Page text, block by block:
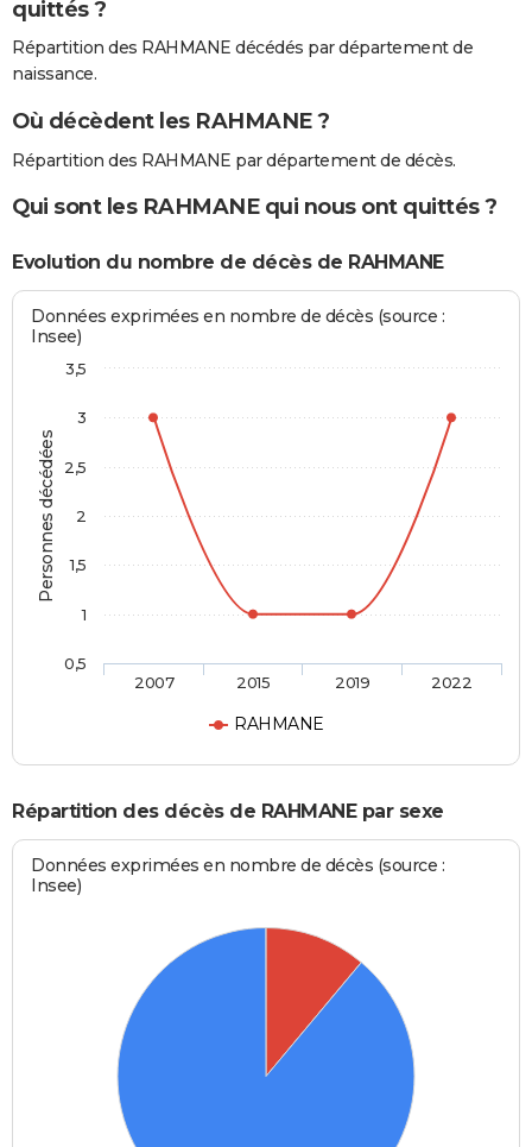
quittés ?
Répartition des RAHMANE décédés par département de
naissance.
Où décèdent les RAHMANE ?
Répartition des RAHMANE par département de décès.
Qui sont les RAHMANE qui nous ont quittés ?
Evolution du nombre de décès de RAHMANE
Personnes décédées
Données exprimées en nombre de décès (source :
Insee)
RAHMANE
2007 2015 2019 2022
0,5
1
1,5
2
2,5
3
3,5
Répartition des décès de RAHMANE par sexe
Données exprimées en nombre de décès (source :
Insee)